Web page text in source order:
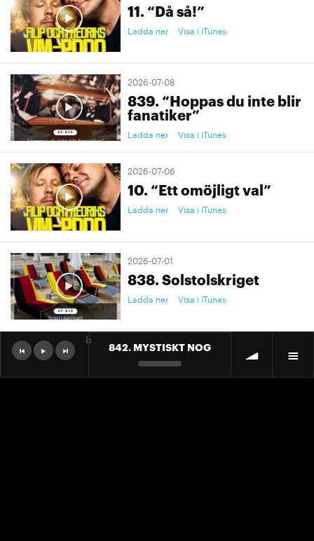
11. “Då så!”
Ladda ner Visa i iTunes
2026-07-08
839. “Hoppas du inte blir
fanatiker”
Ladda ner Visa i iTunes
2026-07-06
10. “Ett omöjligt val”
Ladda ner Visa i iTunes
2026-07-01
838. Solstolskriget
Ladda ner Visa i iTunes
2026-07-01
9. "Ett landslag att älska"
842. MYSTISKT NOG
b